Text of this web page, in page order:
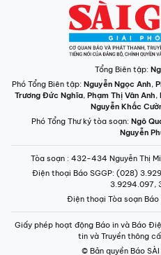
Tổng Biên tập:
Phó Tổng Biên tập: Nguyễn Ngọc Anh,
Trương Đức Nghĩa, Phạm Thị Vân Anh,
Nguyễn Khắc
Phó Tổng Thư ký tòa soạn: Ngô
Nguyễn
Tòa soạn : 432-434 Nguyễn Thị
Điện thoại Báo SGGP: (028)
3.9294.097,
Điện thoại Tòa soạn
Giấy phép hoạt động Báo in và Báo
tin và Truyền thông
© Bản quyền Báo